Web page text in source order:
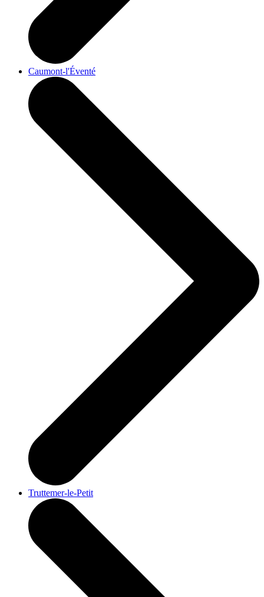
Caumont-l'Éventé
Truttemer-le-Petit